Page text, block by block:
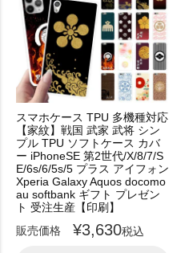
スマホケース TPU 多機種対応
【家紋】戦国 武家 武将 シン
プル TPU ソフトケース カバ
ー iPhoneSE 第2世代/X/8/7/S
E/6s/6/5s/5 プラス アイフォン
Xperia Galaxy Aquos docomo
au softbank ギフト プレゼン
ト 受注生産【印刷】
販売価格
¥3,630税込